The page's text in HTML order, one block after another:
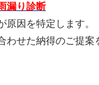
漏り診断
因を特定します。
せた納得のご提案